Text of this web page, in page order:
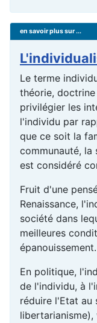
en savoir plus sur ...
Le terme
théorie,
privilégier les
l'individu par
que ce soit la
communauté, la
est considéré
Fruit d'une
Renaissance,
société dans
meilleures
épanouissement.
En politique,
de l'individu, à
réduire l'Etat au